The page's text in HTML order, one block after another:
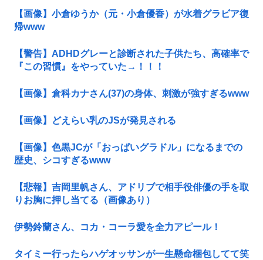
【画像】小倉ゆうか（元・小倉優香）が水着グラビア復
帰www
【警告】ADHDグレーと診断された子供たち、高確率で
『この習慣』をやっていた→！！！
【画像】倉科カナさん(37)の身体、刺激が強すぎるwww
【画像】どえらい乳のJSが発見される
【画像】色黒JCが「おっぱいグラドル」になるまでの
歴史、シコすぎるwww
【悲報】吉岡里帆さん、アドリブで相手役俳優の手を取
りお胸に押し当てる（画像あり）
伊勢鈴蘭さん、コカ・コーラ愛を全力アピール！
タイミー行ったらハゲオッサンが一生懸命梱包してて笑